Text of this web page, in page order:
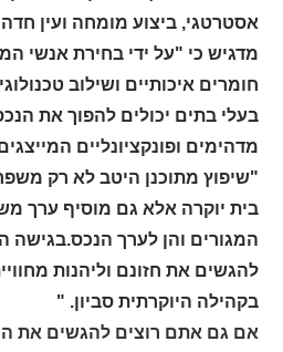
אסטרטגי, ביצוע מומחה ועין חדה
מדגיש כי "על ידי בחירת אנשי
חומרים איכותיים ושילוב
בעלי בתים יכולים להפוך את
מדהימים ופונקציונליים
"שיפוץ מתוכנן היטב לא רק
בית יוקרה אלא גם מוסיף ערך
המגורים והן לערך הנכס.בגישה
להגשים את חזונם וליהנות
בקהילה היוקרתית סביון. "
אם גם אתם רוצים להגשים את